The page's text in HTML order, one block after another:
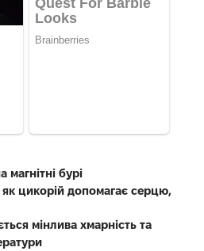
магнітні бурі
цикорій допомагає серцю,
мінлива хмарність та